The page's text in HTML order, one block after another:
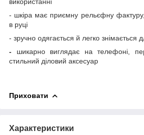
- шкіра має приємну рельєфну
в руці
- зручно одягається й легко знімається
- шикарно виглядає на телефоні,
стильний діловий аксесуар
Приховати
Характеристики